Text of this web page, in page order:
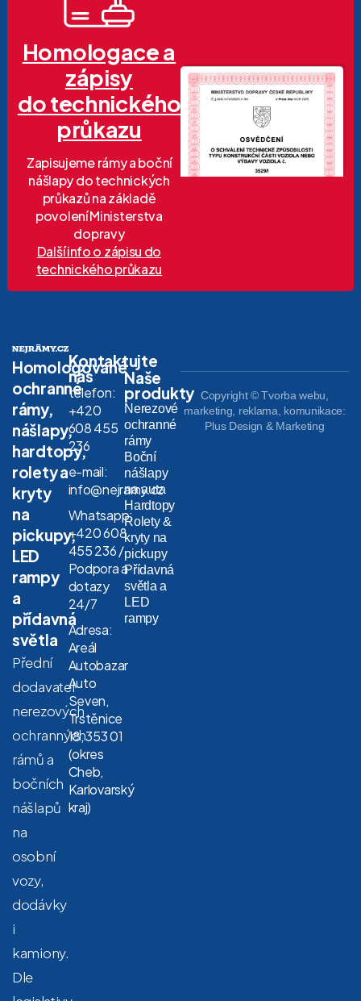
Homologace a
zápisy
do technického
průkazu
Zapisujeme rámy a boční
nášlapy do technických
průkazů na základě
povolení Ministerstva
dopravy
Další info o zápisu do
technického průkazu
Homologované
ochranné
rámy,
nášlapy,
hardtopy,
rolety a
kryty
na
pickupy,
LED
rampy
a
přídavná
světla
Přední
dodavatel
nerezových
ochranných
rámů a
bočních
nášlapů
na
osobní
vozy,
dodávky
i
kamiony.
Dle
Kontaktujte
nás
telefon:
+420
608 455
236
e-mail:
info@nejramy.cz
Whatsapp:
+420 608
455 236 /
Podpora a
dotazy
24/7
Adresa:
Areál
Autobazar
Auto
Seven,
Trstěnice
18, 353 01
(okres
Cheb,
Karlovarský
kraj)
Naše
produkty
Nerezové
ochranné
rámy
Boční
nášlapy
na auta
Hardtopy
Rolety &
kryty na
pickupy
Přídavná
světla a
LED
rampy
Copyright © Tvorba webu,
marketing, reklama, komunikace:
Plus Design & Marketing